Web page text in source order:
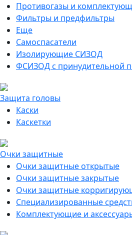
Противогазы и
Фильтры и предфильтры
Еще
Самоспасатели
Изолирующие СИЗОД
ФСИЗОД с принудительной
Защита головы
Каски
Каскетки
Очки защитные
Очки защитные открытые
Очки защитные закрытые
Очки защитные
Специализированные
Комплектующие и